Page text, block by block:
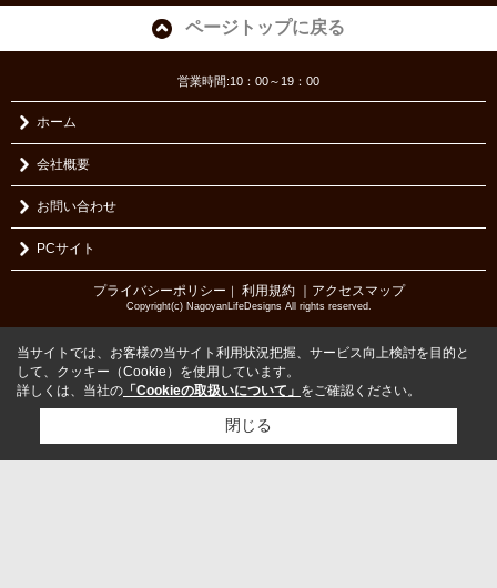
ページトップに戻る
営業時間:10：00～19：00
ホーム
会社概要
お問い合わせ
PCサイト
プライバシーポリシー ｜ 利用規約 ｜アクセスマップ
Copyright(c) NagoyanLifeDesigns All rights reserved.
当サイトでは、お客様の当サイト利用状況把握、サービス向上検討を目的と
して、クッキー（Cookie）を使用しています。
詳しくは、当社の 「Cookieの取扱いについて」 をご確認ください。
閉じる